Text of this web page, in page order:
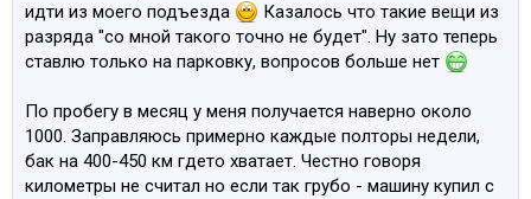
идти из моего подъезда
Казалось что такие вещи из
разряда "со мной такого точно не будет". Ну зато теперь
ставлю только на парковку, вопросов больше нет
По пробегу в месяц у меня получается наверно около
1000. Заправляюсь примерно каждые полторы недели,
бак на 400-450 км гдето хватает. Честно говоря
километры не считал но если так грубо - машину купил с